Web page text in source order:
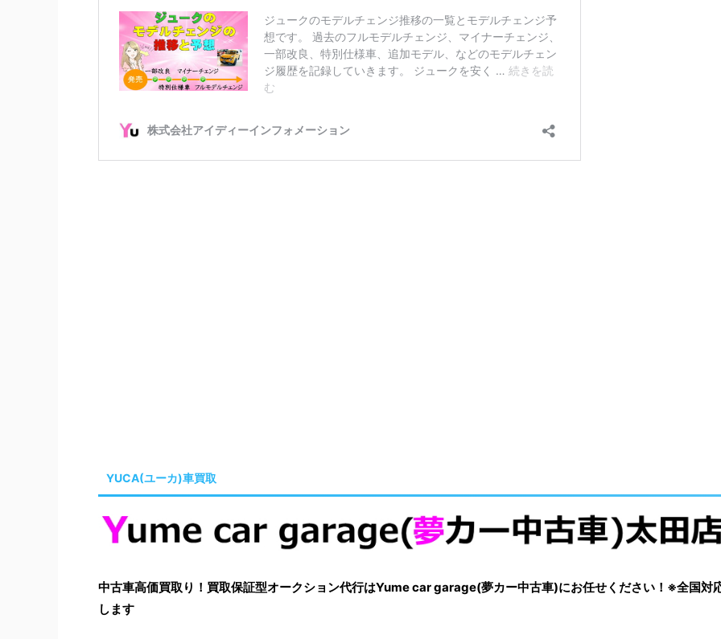
YUCA(ユーカ)車買取
中古車高価買取り！買取保証型オークション代行はYume car garage(夢カー中古車)にお任せください！※全国対
します